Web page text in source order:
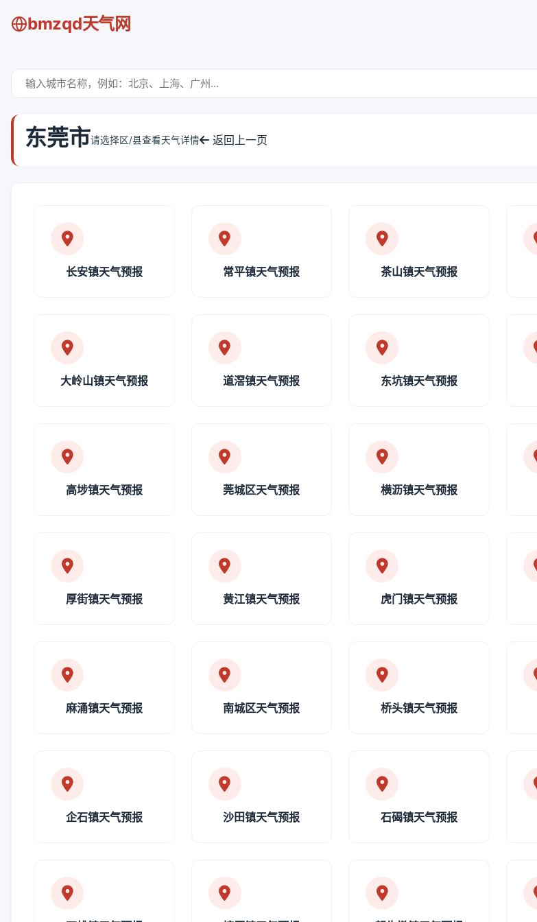
bmzqd天气网
东莞市请选择区/县查看天气详情 返回上一页
长安镇天气预报 常平镇天气预报 茶山镇天气预报
大岭山镇天气预报 道滘镇天气预报 东坑镇天气预报
高埗镇天气预报 莞城区天气预报 横沥镇天气预报
厚街镇天气预报 黄江镇天气预报 虎门镇天气预报
麻涌镇天气预报 南城区天气预报 桥头镇天气预报
企石镇天气预报 沙田镇天气预报 石碣镇天气预报